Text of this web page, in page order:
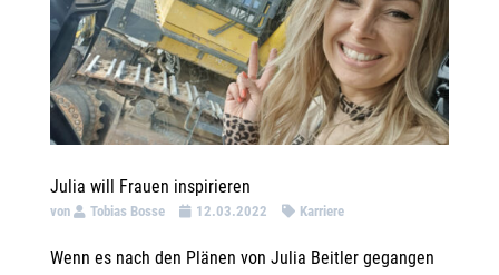
Julia will Frauen inspirieren
von Tobias Bosse 12.03.2022 Karriere
Wenn es nach den Plänen von Julia Beitler gegangen